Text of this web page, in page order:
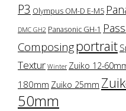
P3 Olympus OM-D E-M5
DMC GH2 Panasonic GH-1
Composingportrait
Textur Winter Zuiko 12-
180mm Zuiko 25mm
50mm